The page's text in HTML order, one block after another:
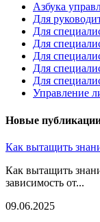
Азбука
Для
Для
Для
Для
Для
Для
Управление
Новые
Как вытащить
Как вытащить
зависимость от...
09.06.2025